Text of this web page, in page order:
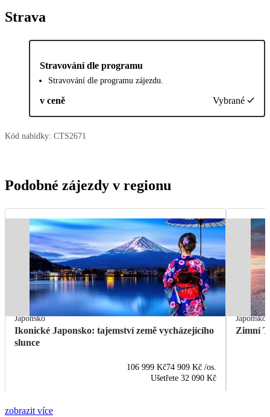
Strava
Stravování dle programu
Stravování dle programu zájezdu.
v ceně Vybrané
Kód nabídky: CTS2671
Podobné zájezdy v regionu
Japonsko
Ikonické Japonsko: tajemství země vycházejícího
slunce
106 999 Kč74 909 Kč /os.
Ušetřete 32 090 Kč
Japonsko
Zimní
zobrazit více